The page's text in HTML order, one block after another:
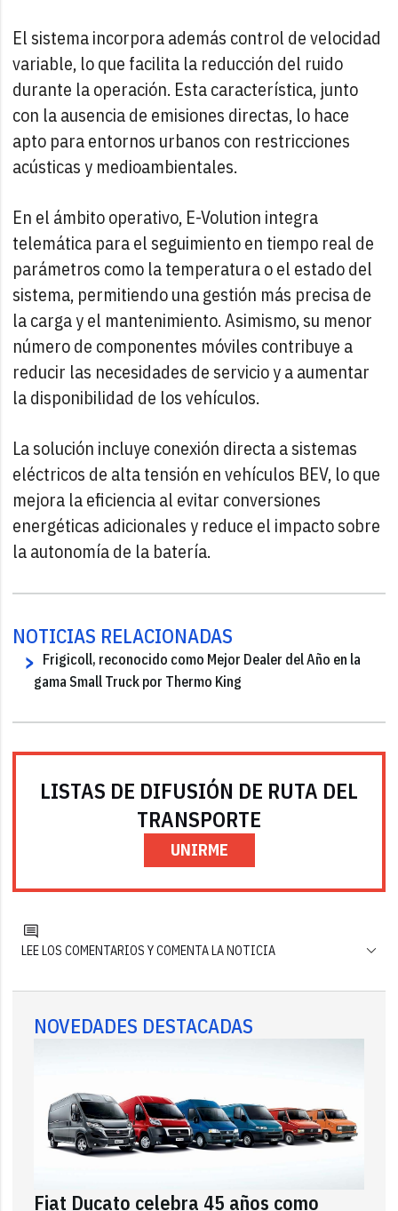
El sistema incorpora además control de velocidad
variable, lo que facilita la reducción del ruido
durante la operación. Esta característica, junto
con la ausencia de emisiones directas, lo hace
apto para entornos urbanos con restricciones
acústicas y medioambientales.
En el ámbito operativo, E-Volution integra
telemática para el seguimiento en tiempo real de
parámetros como la temperatura o el estado del
sistema, permitiendo una gestión más precisa de
la carga y el mantenimiento. Asimismo, su menor
número de componentes móviles contribuye a
reducir las necesidades de servicio y a aumentar
la disponibilidad de los vehículos.
La solución incluye conexión directa a sistemas
eléctricos de alta tensión en vehículos BEV, lo que
mejora la eficiencia al evitar conversiones
energéticas adicionales y reduce el impacto sobre
la autonomía de la batería.
NOTICIAS RELACIONADAS
Frigicoll, reconocido como Mejor Dealer del Año en la
gama Small Truck por Thermo King
LISTAS DE DIFUSIÓN DE RUTA DEL
TRANSPORTE
UNIRME
LEE LOS COMENTARIOS Y COMENTA LA NOTICIA
NOVEDADES DESTACADAS
Fiat Ducato celebra 45 años como